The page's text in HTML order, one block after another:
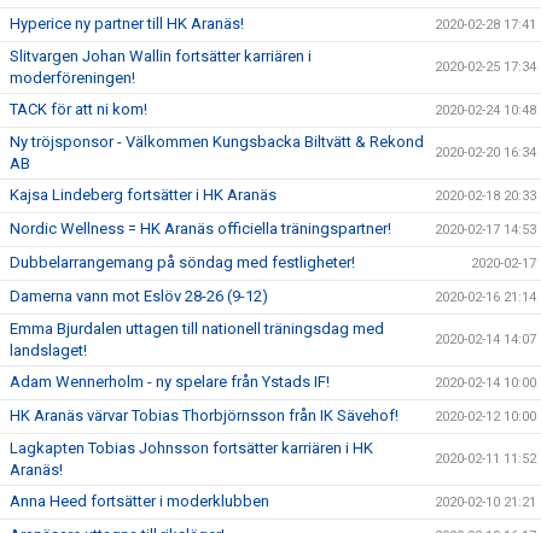
Hyperice ny partner till HK Aranäs! 2020-02-28 17:41
Slitvargen Johan Wallin fortsätter karriären i
moderföreningen!
2020-02-25 17:34
TACK för att ni kom! 2020-02-24 10:48
Ny tröjsponsor - Välkommen Kungsbacka Biltvätt & Rekond
AB
2020-02-20 16:34
Kajsa Lindeberg fortsätter i HK Aranäs 2020-02-18 20:33
Nordic Wellness = HK Aranäs officiella träningspartner! 2020-02-17 14:53
Dubbelarrangemang på söndag med festligheter! 2020-02-17
Damerna vann mot Eslöv 28-26 (9-12) 2020-02-16 21:14
Emma Bjurdalen uttagen till nationell träningsdag med
landslaget!
2020-02-14 14:07
Adam Wennerholm - ny spelare från Ystads IF! 2020-02-14 10:00
HK Aranäs värvar Tobias Thorbjörnsson från IK Sävehof! 2020-02-12 10:00
Lagkapten Tobias Johnsson fortsätter karriären i HK
Aranäs!
2020-02-11 11:52
Anna Heed fortsätter i moderklubben 2020-02-10 21:21